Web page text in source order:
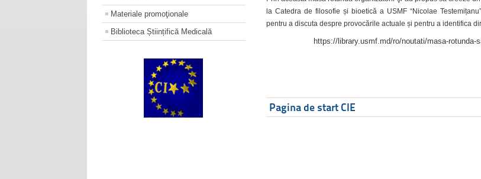
Materiale promoţionale
Biblioteca Științifică Medicală
la Catedra de filosofie și bioetică a USMF “Nicolae
pentru a discuta despre provocările actuale și pentru a identifica
https://library.usmf.md/ro/noutati/masa-rotunda-
Pagina de start CIE